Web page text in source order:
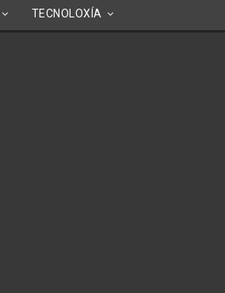
TECNOLOXÍA